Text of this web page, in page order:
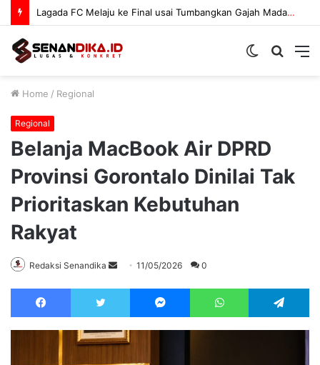
Search
Switch
Home / Regional
Regional
Belanja MacBook Air DPRD
Provinsi Gorontalo Dinilai Tak
Prioritaskan Kebutuhan
Rakyat
Redaksi Senandika
Send11/05/2026 0
Facebook Twitter Messenger WhatsApp